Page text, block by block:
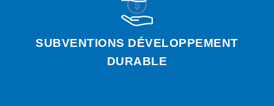
SUBVENTIONS DÉVELOPPEMENT
DURABLE